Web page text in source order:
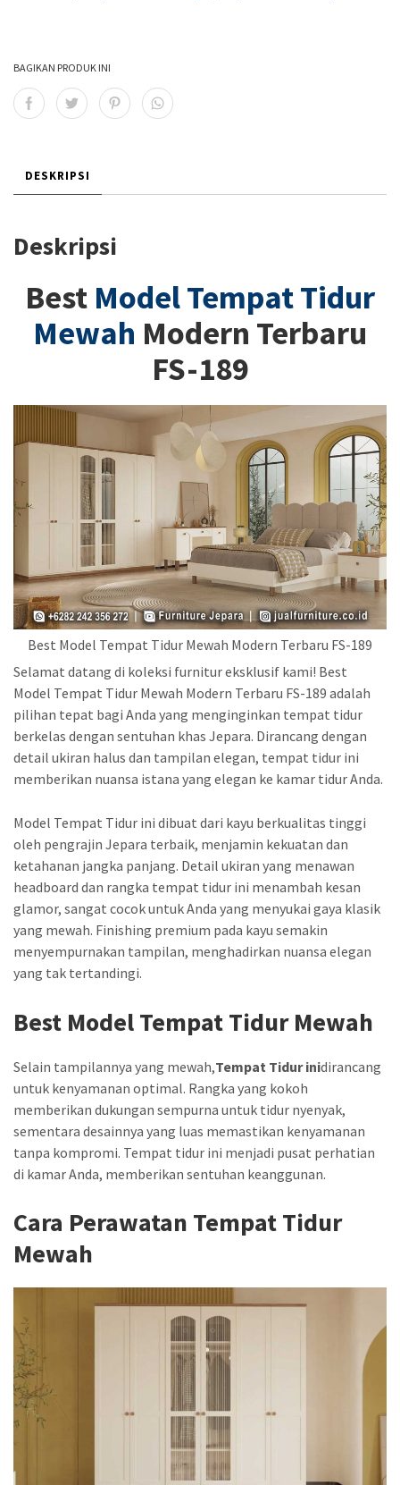
BAGIKAN PRODUK INI
DESKRIPSI
Deskripsi
Best Model Tempat Tidur
Mewah Modern Terbaru
FS-189
Best Model Tempat Tidur Mewah Modern Terbaru FS-189
Selamat datang di koleksi furnitur eksklusif kami! Best
Model Tempat Tidur Mewah Modern Terbaru FS-189 adalah
pilihan tepat bagi Anda yang menginginkan tempat tidur
berkelas dengan sentuhan khas Jepara. Dirancang dengan
detail ukiran halus dan tampilan elegan, tempat tidur ini
memberikan nuansa istana yang elegan ke kamar tidur Anda.
Model Tempat Tidur ini dibuat dari kayu berkualitas tinggi
oleh pengrajin Jepara terbaik, menjamin kekuatan dan
ketahanan jangka panjang. Detail ukiran yang menawan
headboard dan rangka tempat tidur ini menambah kesan
glamor, sangat cocok untuk Anda yang menyukai gaya klasik
yang mewah. Finishing premium pada kayu semakin
menyempurnakan tampilan, menghadirkan nuansa elegan
yang tak tertandingi.
Best Model Tempat Tidur Mewah
Selain tampilannya yang mewah,Tempat Tidur inidirancang
untuk kenyamanan optimal. Rangka yang kokoh
memberikan dukungan sempurna untuk tidur nyenyak,
sementara desainnya yang luas memastikan kenyamanan
tanpa kompromi. Tempat tidur ini menjadi pusat perhatian
di kamar Anda, memberikan sentuhan keanggunan.
Cara Perawatan Tempat Tidur
Mewah